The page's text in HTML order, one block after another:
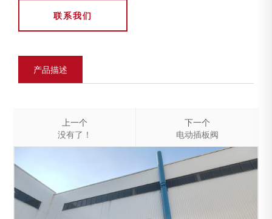
联系我们
产品描述
上一个
没有了！
下一个
电动插板阀